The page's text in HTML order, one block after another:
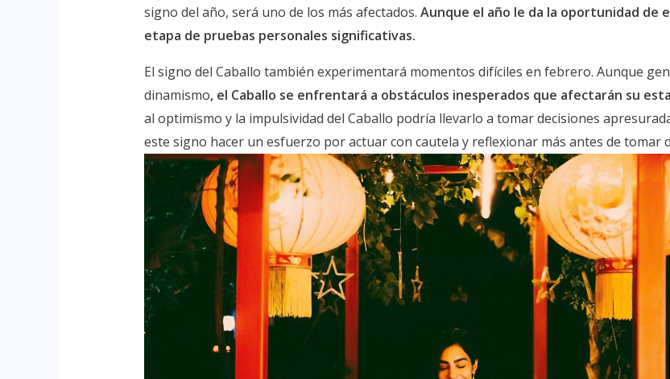
signo del año, será uno de los más afectados. Aunque el año le da la oportunidad de
etapa de pruebas personales significativas.
El signo del Caballo también experimentará momentos difíciles en febrero. Aunque
dinamismo, el Caballo se enfrentará a obstáculos inesperados que afectarán su
al optimismo y la impulsividad del Caballo podría llevarlo a tomar decisiones
este signo hacer un esfuerzo por actuar con cautela y reflexionar más antes de tomar